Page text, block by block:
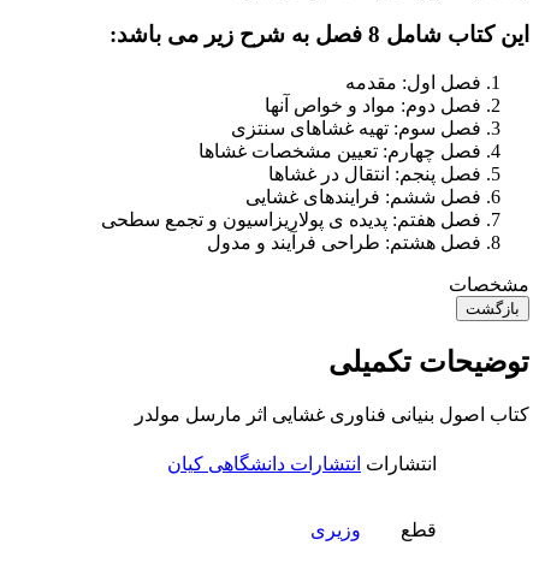
این کتاب شامل 8 فصل به شرح زیر می باشد:
فصل اول: مقدمه
فصل دوم: مواد و خواص آنها
فصل سوم: تهیه غشاهای سنتزی
فصل چهارم: تعیین مشخصات غشاها
فصل پنجم: انتقال در غشاها
فصل ششم: فرایندهای غشایی
فصل هفتم: پدیده ی پولاریزاسیون و تجمع سطحی
فصل هشتم: طراحی فرآیند و مدول
مشخصات
بازگشت
توضیحات تکمیلی
کتاب اصول بنیانی فناوری غشایی اثر مارسل مولدر
انتشارات انتشارات دانشگاهی کیان
قطع وزیری